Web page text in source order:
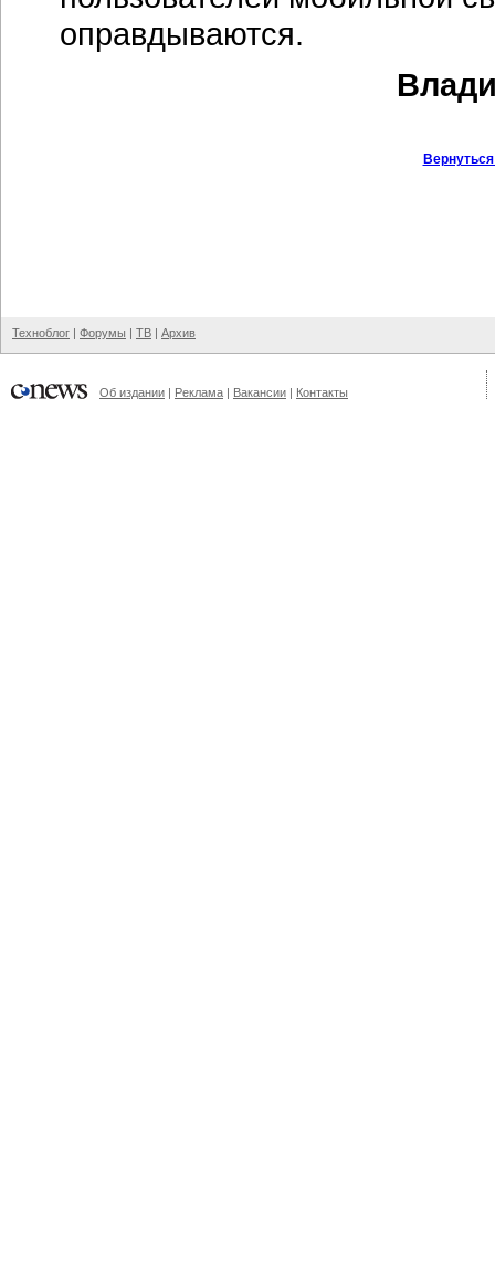
оправдываются.
Техноблог | Форумы | ТВ | Архив
Об издании | Реклама | Вакансии | Контакты